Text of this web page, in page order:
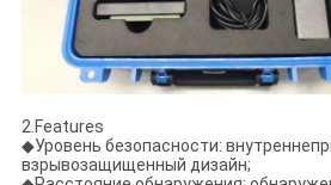
2.Features
◆Уровень безопасности:
взрывозащищенный дизайн;